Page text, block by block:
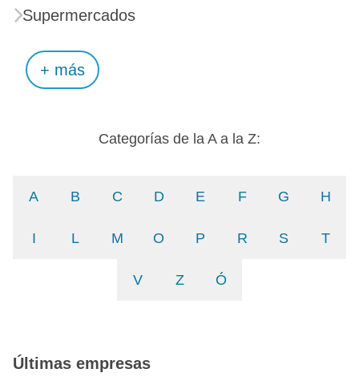
Supermercados
+ más
Categorías de la A a la Z:
A B C D E F G H
I L M O P R S T
V Z Ó
Últimas empresas